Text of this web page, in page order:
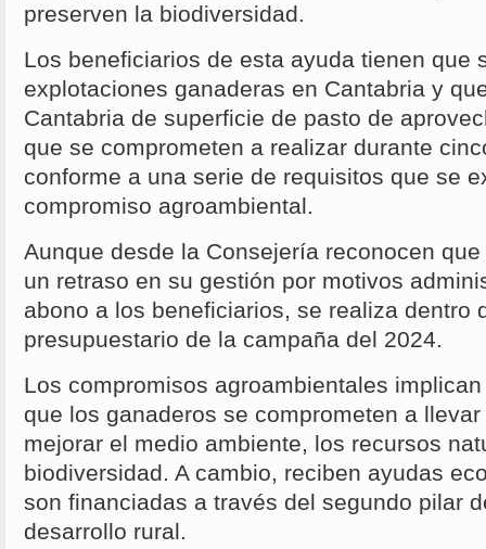
preserven la biodiversidad.
Los beneficiarios de esta ayuda tienen que
explotaciones ganaderas en Cantabria y
Cantabria de superficie de pasto de
que se comprometen a realizar durante
conforme a una serie de requisitos que se
compromiso agroambiental.
Aunque desde la Consejería reconocen
un retraso en su gestión por motivos
abono a los beneficiarios, se realiza dentro
presupuestario de la campaña del 2024.
Los compromisos agroambientales
que los ganaderos se comprometen a
mejorar el medio ambiente, los recursos
biodiversidad. A cambio, reciben ayudas
son financiadas a través del segundo pilar
desarrollo rural.